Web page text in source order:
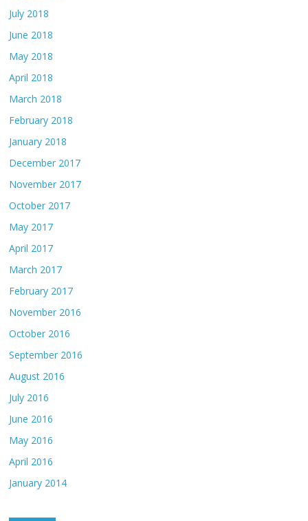
July 2018
June 2018
May 2018
April 2018
March 2018
February 2018
January 2018
December 2017
November 2017
October 2017
May 2017
April 2017
March 2017
February 2017
November 2016
October 2016
September 2016
August 2016
July 2016
June 2016
May 2016
April 2016
January 2014